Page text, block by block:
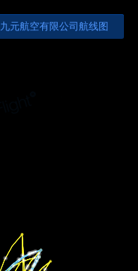
九元航空有限公司航线图